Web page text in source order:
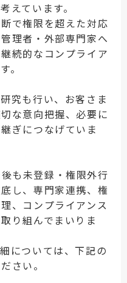
えています。
で権限を超えた対応
理者・外部専門家へ
続的なコンプライア
。
究も行い、お客さま
な意向把握、必要に
ぎにつなげていま
も未登録・権限外行
し、専門家連携、権
、コンプライアンス
り組んでまいりま
については、下記の
さい。